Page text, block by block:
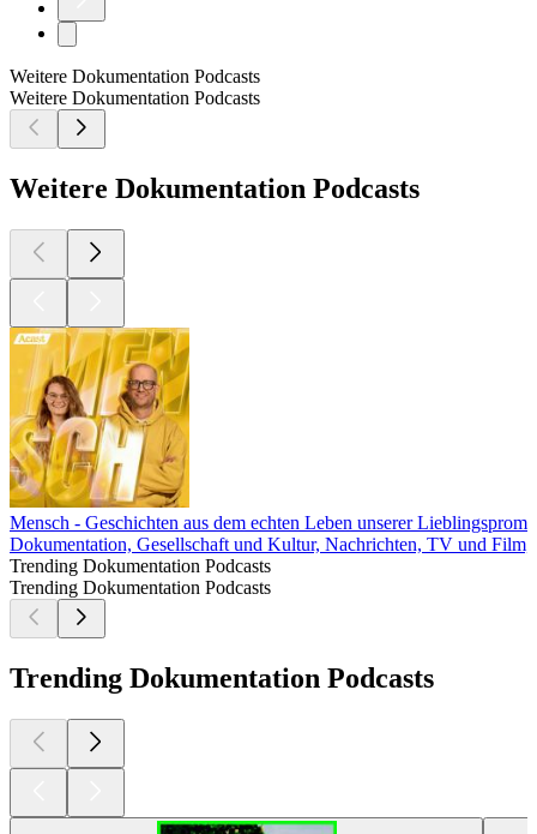
Weitere Dokumentation Podcasts
Weitere Dokumentation Podcasts
Weitere Dokumentation Podcasts
Mensch - Geschichten aus dem echten Leben unserer
Dokumentation, Gesellschaft und Kultur, Nachrichten, TV und Film,
Trending Dokumentation Podcasts
Trending Dokumentation Podcasts
Trending Dokumentation Podcasts